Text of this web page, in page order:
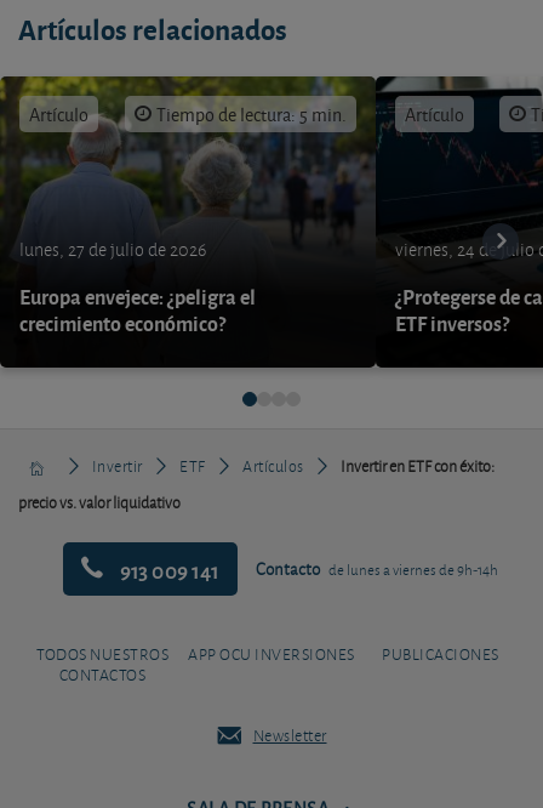
Artículos relacionados
Artículo Tiempo de lectura: 5 min.
lunes, 27 de julio de 2026
Europa envejece: ¿peligra el
crecimiento económico?
Artículo
viernes, 24 de julio
¿Protegerse de
ETF inversos?
Invertir ETF Artículos
Invertir en ETF con éxito:
precio vs. valor liquidativo
913 009 141 Contacto de lunes a viernes de 9h-14h
TODOS NUESTROS
CONTACTOS
APP OCU INVERSIONES PUBLICACIONES
Newsletter